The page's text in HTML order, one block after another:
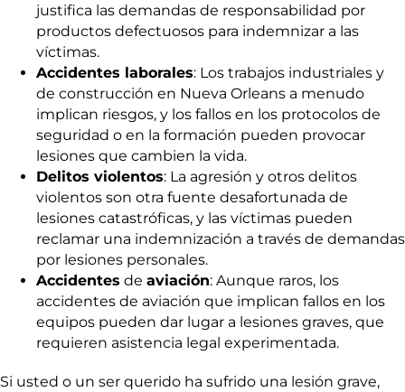
justifica las demandas de responsabilidad por
productos defectuosos para indemnizar a las
víctimas.
Accidentes laborales: Los trabajos industriales y
de construcción en Nueva Orleans a menudo
implican riesgos, y los fallos en los protocolos de
seguridad o en la formación pueden provocar
lesiones que cambien la vida.
Delitos violentos: La agresión y otros delitos
violentos son otra fuente desafortunada de
lesiones catastróficas, y las víctimas pueden
reclamar una indemnización a través de demandas
por lesiones personales.
Accidentes de aviación: Aunque raros, los
accidentes de aviación que implican fallos en los
equipos pueden dar lugar a lesiones graves, que
requieren asistencia legal experimentada.
Si usted o un ser querido ha sufrido una lesión grave,